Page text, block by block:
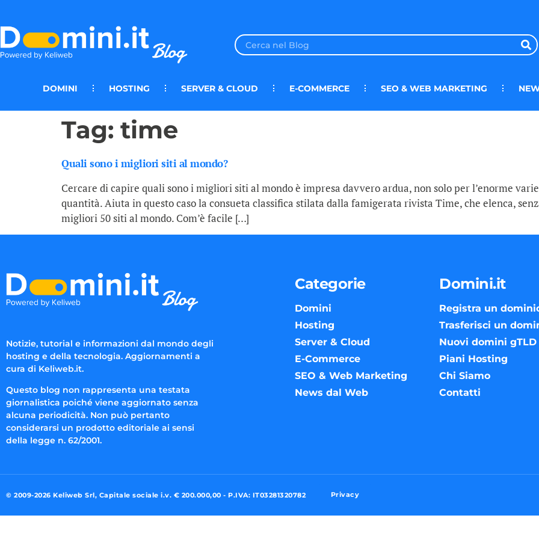
DOMINI HOSTING SERVER & CLOUD E-COMMERCE SEO & WEB MARKETING
Tag: time
Quali sono i migliori siti al mondo?
Cercare di capire quali sono i migliori siti al mondo è impresa davvero ardua, non solo per l’enorme
quantità. Aiuta in questo caso la consueta classifica stilata dalla famigerata rivista Time, che elenca,
migliori 50 siti al mondo. Com’è facile […]
Notizie, tutorial e informazioni dal mondo degli
hosting e della tecnologia. Aggiornamenti a
cura di Keliweb.it.
Questo blog non rappresenta una testata
giornalistica poiché viene aggiornato senza
alcuna periodicità. Non può pertanto
considerarsi un prodotto editoriale ai sensi
della legge n. 62/2001.
Categorie
Domini
Hosting
Server & Cloud
E-Commerce
SEO & Web Marketing
News dal Web
Domini.it
Registra un
Trasferisci un
Nuovi domini gTLD
Piani Hosting
Chi Siamo
Contatti
© 2009-2026 Keliweb Srl, Capitale sociale i.v. € 200.000,00 - P.IVA: IT03281320782 Privacy